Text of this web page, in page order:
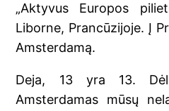
„Aktyvus Europos
Liborne, Prancūzijoje. Į
Amsterdamą.
Deja, 13 yra 13.
Amsterdamas mūsų